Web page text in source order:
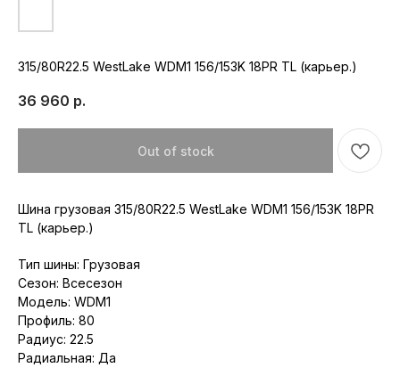
315/80R22.5 WestLake WDM1 156/153K 18PR TL (карьер.)
36 960 р.
Out of stock
Шина грузовая 315/80R22.5 WestLake WDM1 156/153K 18PR
TL (карьер.)
Тип шины: Грузовая
Сезон: Всесезон
Модель: WDM1
Профиль: 80
Радиус: 22.5
Радиальная: Да
Республика Мордовия, с. Лямбирь,
ул. Октябрьская, д. 107А
Пн-Пт: с 8:30 до 17:30
Сб-Вс: с 8:30 до 16:00
+7 (937) 510-11-04